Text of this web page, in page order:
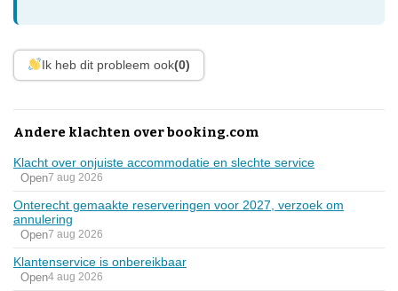
Ik heb dit probleem ook(0)
Andere klachten over booking.com
Klacht over onjuiste accommodatie en slechte service
Open7 aug 2026
Onterecht gemaakte reserveringen voor 2027, verzoek om
annulering
Open7 aug 2026
Klantenservice is onbereikbaar
Open4 aug 2026